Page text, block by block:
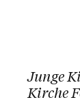
Junge
Kirche